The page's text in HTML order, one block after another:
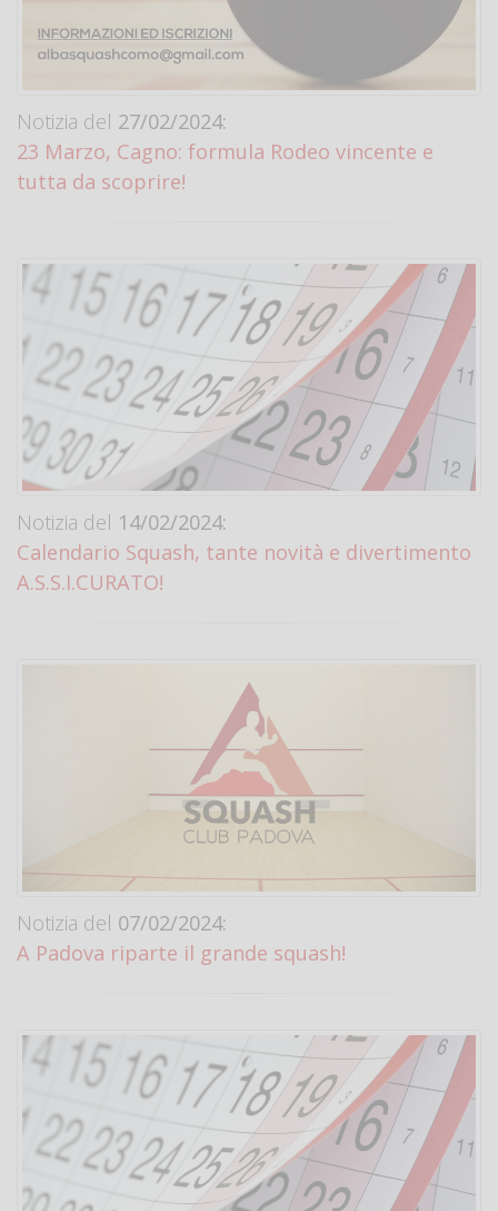
Notizia del 27/02/2024:
23 Marzo, Cagno: formula Rodeo vincente e
tutta da scoprire!
Notizia del 14/02/2024:
Calendario Squash, tante novità e divertimento
A.S.S.I.CURATO!
Notizia del 07/02/2024:
A Padova riparte il grande squash!